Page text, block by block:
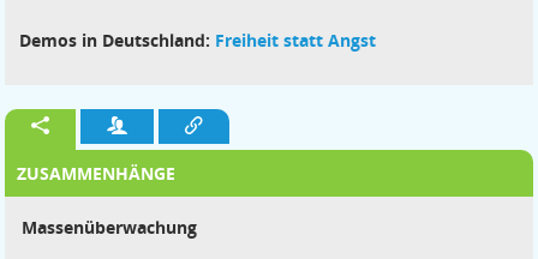
Demos in Deutschland: Freiheit statt Angst
ZUSAMMENHÄNGE
Massenüberwachung